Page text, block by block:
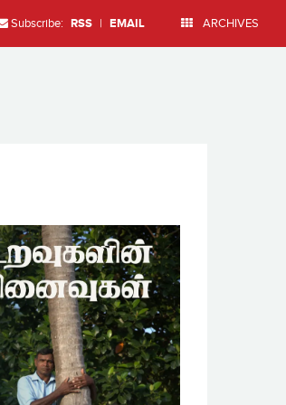
Subscribe: RSS | EMAIL ARCHIVES